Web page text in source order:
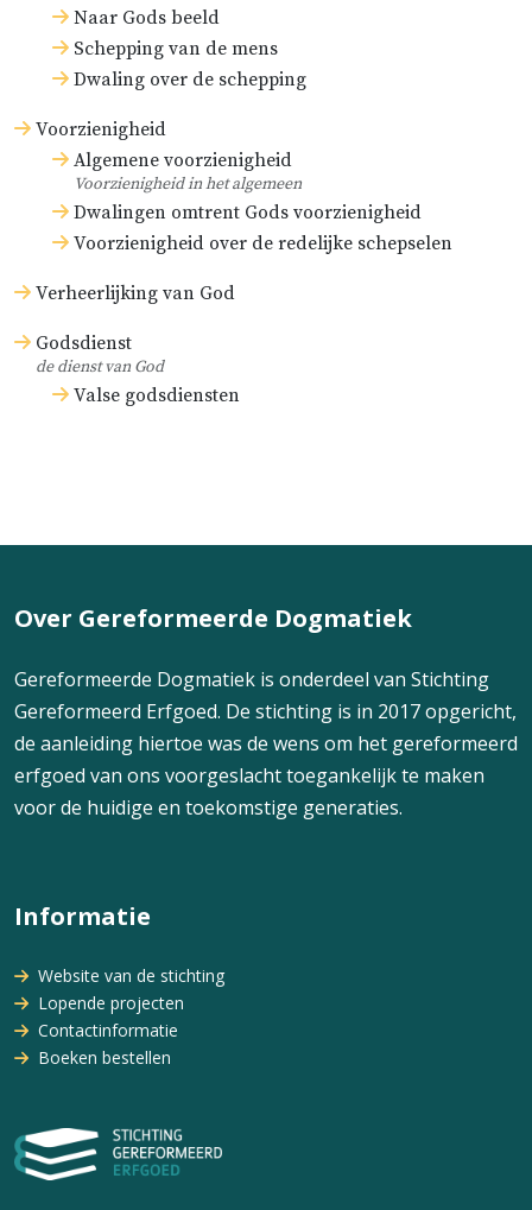
Naar Gods beeld
Schepping van de mens
Dwaling over de schepping
Voorzienigheid
Algemene voorzienigheid
Voorzienigheid in het algemeen
Dwalingen omtrent Gods voorzienigheid
Voorzienigheid over de redelijke schepselen
Verheerlijking van God
Godsdienst
de dienst van God
Valse godsdiensten
Over Gereformeerde Dogmatiek
Gereformeerde Dogmatiek is onderdeel van Stichting
Gereformeerd Erfgoed. De stichting is in 2017 opgericht,
de aanleiding hiertoe was de wens om het gereformeerd
erfgoed van ons voorgeslacht toegankelijk te maken
voor de huidige en toekomstige generaties.
Informatie
Website van de stichting
Lopende projecten
Contactinformatie
Boeken bestellen